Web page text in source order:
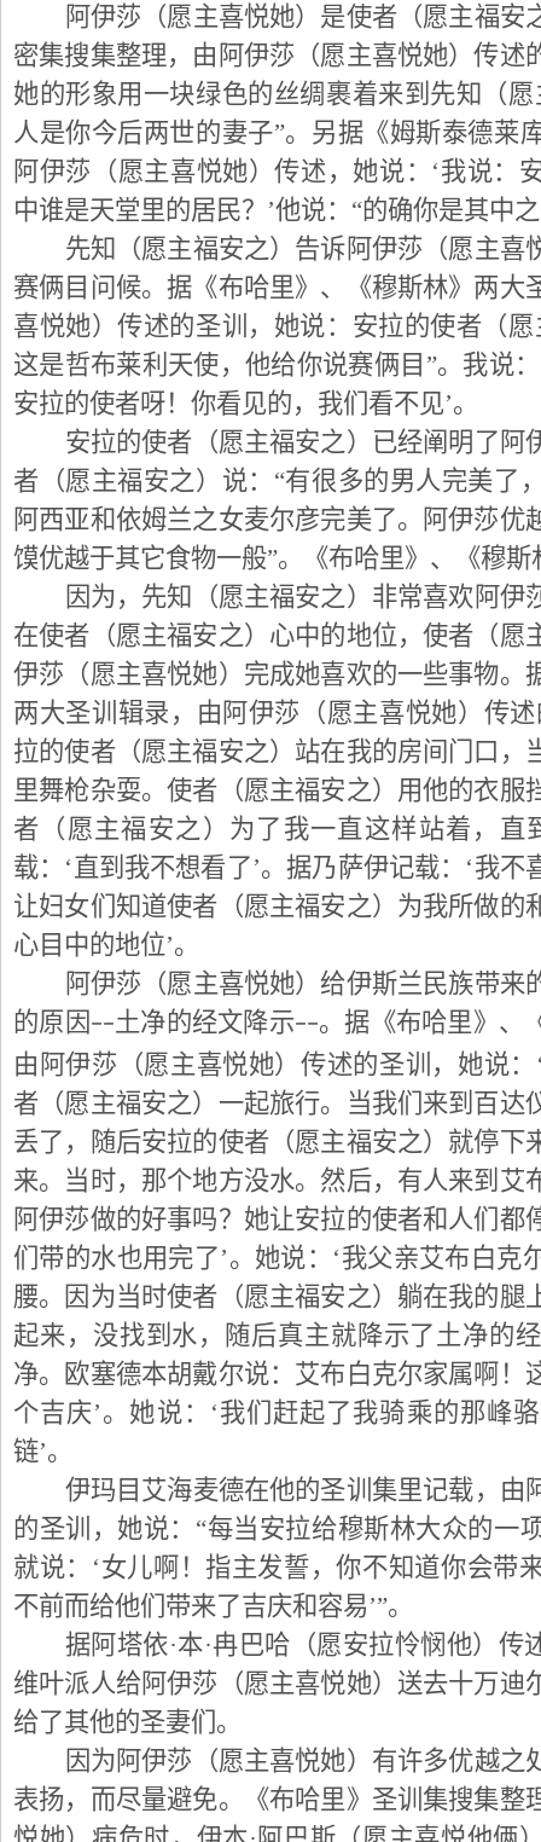
阿伊莎（愿主喜悦她）是使者（愿主福安
密集搜集整理，由阿伊莎（愿主喜悦她）传述
她的形象用一块绿色的丝绸裹着来到先知（
人是你今后两世的妻子”。另据《姆斯泰德莱
阿伊莎（愿主喜悦她）传述，她说：‘我说：
中谁是天堂里的居民？’他说：“的确你是其中
先知（愿主福安之）告诉阿伊莎（愿主喜
赛俩目问候。据《布哈里》、《穆斯林》两大
喜悦她）传述的圣训，她说：安拉的使者（
这是哲布莱利天使，他给你说赛俩目”。我说
安拉的使者呀！你看见的，我们看不见’。
安拉的使者（愿主福安之）已经阐明了阿
者（愿主福安之）说：“有很多的男人完美了
阿西亚和依姆兰之女麦尔彦完美了。阿伊莎优
馍优越于其它食物一般”。《布哈里》、《穆
因为，先知（愿主福安之）非常喜欢阿伊
在使者（愿主福安之）心中的地位，使者（愿
伊莎（愿主喜悦她）完成她喜欢的一些事物。
两大圣训辑录，由阿伊莎（愿主喜悦她）传
拉的使者（愿主福安之）站在我的房间门口，
里舞枪杂耍。使者（愿主福安之）用他的衣服
者（愿主福安之）为了我一直这样站着，直
载：‘直到我不想看了’。据乃萨伊记载：‘我
让妇女们知道使者（愿主福安之）为我所做的
心目中的地位’。
阿伊莎（愿主喜悦她）给伊斯兰民族带来
的原因 --土净的经文降示--。据《布哈里》、
由阿伊莎（愿主喜悦她）传述的圣训，她说
者（愿主福安之）一起旅行。当我们来到百达
丢了，随后安拉的使者（愿主福安之）就停下
来。当时，那个地方没水。然后，有人来到艾
阿伊莎做的好事吗？她让安拉的使者和人们都
们带的水也用完了’。她说：‘我父亲艾布白克
腰。因为当时使者（愿主福安之）躺在我的腿
起来，没找到水，随后真主就降示了土净的
净。欧塞德本胡戴尔说：艾布白克尔家属啊！
个吉庆’。她说：‘我们赶起了我骑乘的那峰
链’。
伊玛目艾海麦德在他的圣训集里记载，由
的圣训，她说：“每当安拉给穆斯林大众的一
就说：‘女儿啊！指主发誓，你不知道你会带
不前而给他们带来了吉庆和容易’”。
据阿塔依·本·冉巴哈（愿安拉怜悯他）传
维叶派人给阿伊莎（愿主喜悦她）送去十万迪
给了其他的圣妻们。
因为阿伊莎（愿主喜悦她）有许多优越之
表扬，而尽量避免。《布哈里》圣训集搜集整